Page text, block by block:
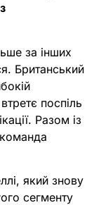
за інших
Британський
поспіль
Разом із
який знову
сегменту